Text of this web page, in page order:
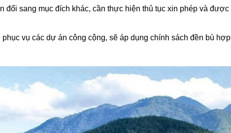
đổi sang mục đích khác, cần thực hiện thủ tục xin phép và được
vụ các dự án công cộng, sẽ áp dụng chính sách đền bù hợp